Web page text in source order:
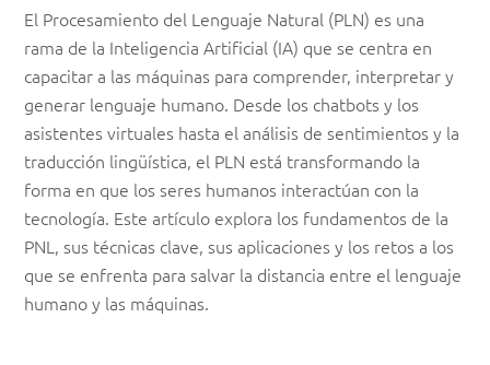
El
Procesamiento
del
Lenguaje
Natural
(PLN)
en
la
El Procesamiento del Lenguaje Natural (PLN) es una
rama de la Inteligencia Artificial (IA) que se centra en
capacitar a las máquinas para comprender, interpretar y
generar lenguaje humano. Desde los chatbots y los
asistentes virtuales hasta el análisis de sentimientos y la
traducción lingüística, el PLN está transformando la
forma en que los seres humanos interactúan con la
tecnología. Este artículo explora los fundamentos de la
PNL, sus técnicas clave, sus aplicaciones y los retos a los
que se enfrenta para salvar la distancia entre el lenguaje
humano y las máquinas.